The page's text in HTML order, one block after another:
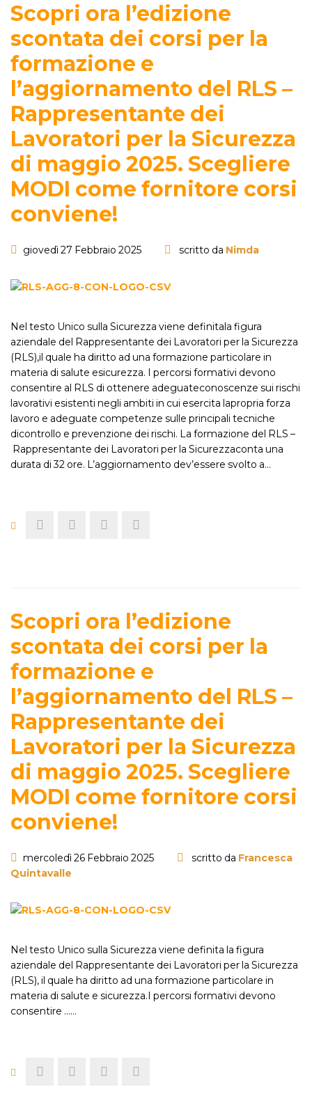
Scopri ora l’edizione
scontata dei corsi per la
formazione e
l’aggiornamento del RLS –
Rappresentante dei
Lavoratori per la Sicurezza
di maggio 2025. Scegliere
MODI come fornitore corsi
conviene!
giovedì 27 Febbraio 2025 scritto da Nimda
Nel testo Unico sulla Sicurezza viene definitala figura
aziendale del Rappresentante dei Lavoratori per la Sicurezza
(RLS),il quale ha diritto ad una formazione particolare in
materia di salute esicurezza. I percorsi formativi devono
consentire al RLS di ottenere adeguateconoscenze sui rischi
lavorativi esistenti negli ambiti in cui esercita lapropria forza
lavoro e adeguate competenze sulle principali tecniche
dicontrollo e prevenzione dei rischi. La formazione del RLS –
Rappresentante dei Lavoratori per la Sicurezzaconta una
durata di 32 ore. L’aggiornamento dev’essere svolto a…
Scopri ora l’edizione
scontata dei corsi per la
formazione e
l’aggiornamento del RLS –
Rappresentante dei
Lavoratori per la Sicurezza
di maggio 2025. Scegliere
MODI come fornitore corsi
conviene!
mercoledì 26 Febbraio 2025 scritto da Francesca
Quintavalle
Nel testo Unico sulla Sicurezza viene definita la figura
aziendale del Rappresentante dei Lavoratori per la Sicurezza
(RLS), il quale ha diritto ad una formazione particolare in
materia di salute e sicurezza.I percorsi formativi devono
consentire ...…